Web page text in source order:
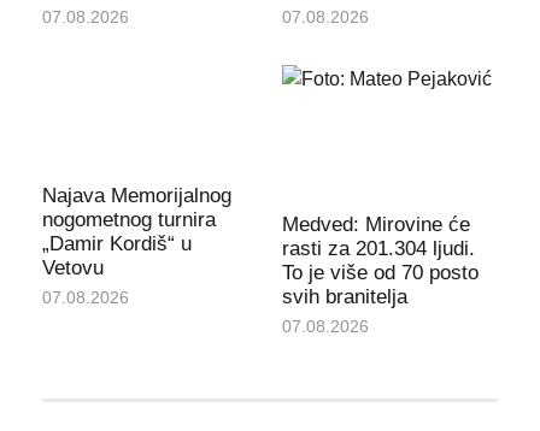
07.08.2026 07.08.2026
Najava Memorijalnog
nogometnog turnira
„Damir Kordiš“ u
Vetovu
07.08.2026
Medved: Mirovine će
rasti za 201.304 ljudi.
To je više od 70 posto
svih branitelja
07.08.2026